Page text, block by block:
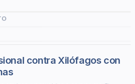
contra Xilófagos con